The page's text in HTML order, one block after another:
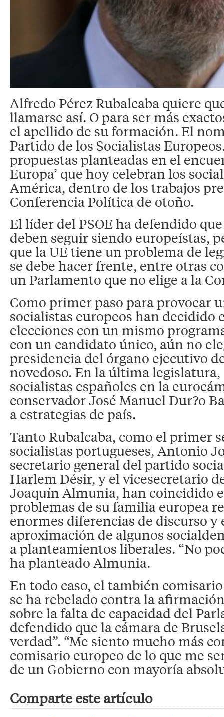
Alfredo Pérez Rubalcaba quiere
llamarse así. O para ser más
el apellido de su formación. El
Partido de los Socialistas
propuestas planteadas en el
Europa’ que hoy celebran los
América, dentro de los trabajos
Conferencia Política de otoño.
El líder del PSOE ha defendido
deben seguir siendo europeístas,
que la UE tiene un problema de
se debe hacer frente, entre otras
un Parlamento que no elige a la
Como primer paso para provocar
socialistas europeos han decidido
elecciones con un mismo
con un candidato único, aún no
presidencia del órgano ejecutivo
novedoso. En la última legislatura,
socialistas españoles en la
conservador José Manuel Dur?o
a estrategias de país.
Tanto Rubalcaba, como el primer
socialistas portugueses, Antonio
secretario general del partido
Harlem Désir, y el vicesecretario
Joaquín Almunia, han coincidido
problemas de su familia europea
enormes diferencias de discurso y
aproximación de algunos
a planteamientos liberales. “No
ha planteado Almunia.
En todo caso, el también
se ha rebelado contra la
sobre la falta de capacidad del
defendido que la cámara de
verdad”. “Me siento mucho más
comisario europeo de lo que me
de un Gobierno con mayoría
Comparte este artículo